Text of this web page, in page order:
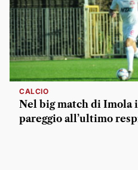
CALCIO
Nel big match di Imola
pareggio all’ultimo